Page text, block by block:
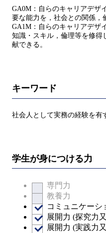
GA0M：自らのキャリアデザ
要な能力を，社会との関係，
GA1M：自らのキャリアデザ
知識・スキル，倫理等を修得
献できる。
キーワード
社会人として実務の経験を有
学生が身につける力
専門力
教養力
コミュニケーシ
展開力 (探究力
展開力 (実践力